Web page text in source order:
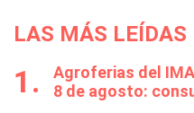
LAS MÁS LEÍDAS
Agroferias del
8 de agosto: